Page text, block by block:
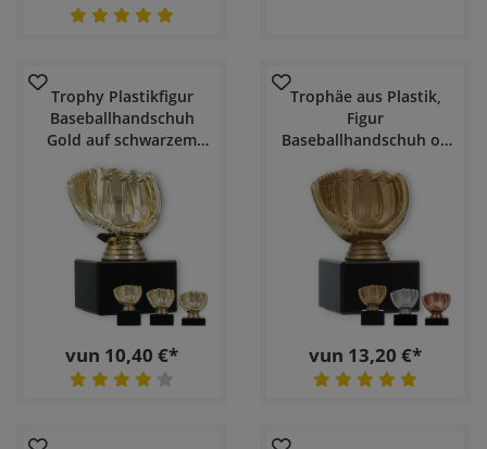
Trophy Plastikfigur
Baseballhandschuh
Gold auf schwarzem
vun 10,40 €*
Trophäe aus Plastik,
Figur
Baseballhandschuh op
Marmorbasis
vun 13,20 €*